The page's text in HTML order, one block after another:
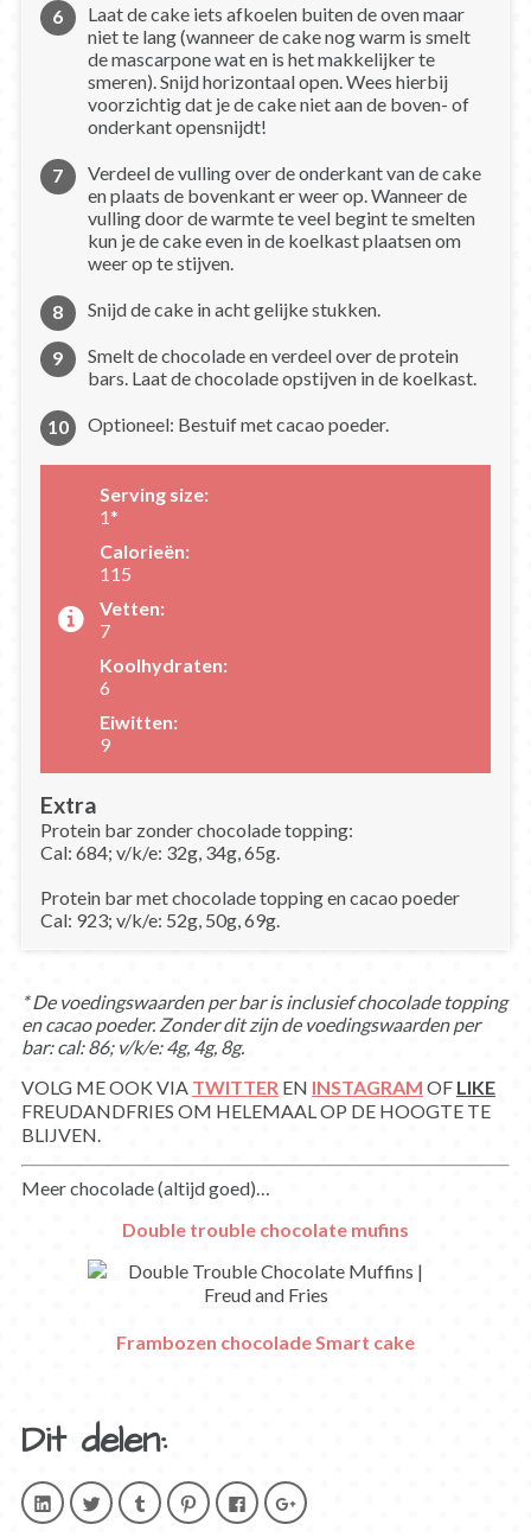
Laat de cake iets afkoelen buiten de oven maar
niet te lang (wanneer de cake nog warm is smelt
de mascarpone wat en is het makkelijker te
smeren). Snijd horizontaal open. Wees hierbij
voorzichtig dat je de cake niet aan de boven- of
onderkant opensnijdt!
Verdeel de vulling over de onderkant van de cake
en plaats de bovenkant er weer op. Wanneer de
vulling door de warmte te veel begint te smelten
kun je de cake even in de koelkast plaatsen om
weer op te stijven.
Snijd de cake in acht gelijke stukken.
Smelt de chocolade en verdeel over de protein
bars. Laat de chocolade opstijven in de koelkast.
Optioneel: Bestuif met cacao poeder.
Serving size:
1*
Calorieën:
115
Vetten:
7
Koolhydraten:
6
Eiwitten:
9
Extra
Protein bar zonder chocolade topping:
Cal: 684; v/k/e: 32g, 34g, 65g.
Protein bar met chocolade topping en cacao poeder
Cal: 923; v/k/e: 52g, 50g, 69g.
* De voedingswaarden per bar is inclusief chocolade topping
en cacao poeder. Zonder dit zijn de voedingswaarden per
bar: cal: 86; v/k/e: 4g, 4g, 8g.
VOLG ME OOK VIA TWITTER EN INSTAGRAM OF LIKE
FREUDANDFRIES OM HELEMAAL OP DE HOOGTE TE
BLIJVEN.
Meer chocolade (altijd goed)…
Double trouble chocolate mufins
Frambozen chocolade Smart cake
Dit delen:
Klik
om
op
Klik
om
te
Klik
om
op
Klik
om
op
Klik
om
te
Klik
om
op